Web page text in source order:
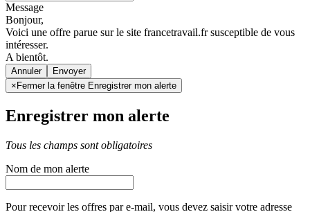
Message
Bonjour,
Voici une offre parue sur le site francetravail.fr susceptible de vous
intéresser.
A bientôt.
Annuler
× Fermer la fenêtre Enregistrer mon alerte
Enregistrer mon alerte
Tous les champs sont obligatoires
Nom de mon alerte
Pour recevoir les offres par e-mail, vous devez saisir votre adresse